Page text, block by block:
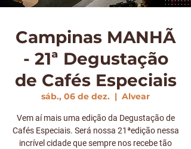
Campinas MANHÃ
- 21ª Degustação
de Cafés Especiais
sáb., 06 de dez.
  |
Alvear
Vem aí mais uma edição da Degustação de
Cafés Especiais. Será nossa 21ªedição nessa
incrível cidade que sempre nos recebe tão